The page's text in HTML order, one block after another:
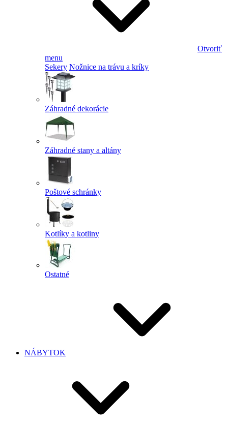
Otvoriť
menu
Sekery Nožnice na trávu a kríky
Záhradné dekorácie
Záhradné stany a altány
Poštové schránky
Kotlíky a kotliny
Ostatné
NÁBYTOK